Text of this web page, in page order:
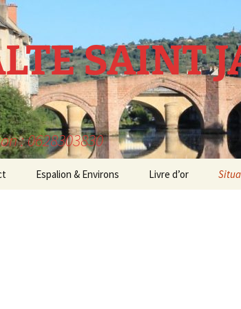
SAINT
: 0628303830
Espalion & Environs Livre d’or